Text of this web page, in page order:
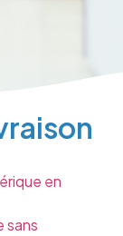
en
sans